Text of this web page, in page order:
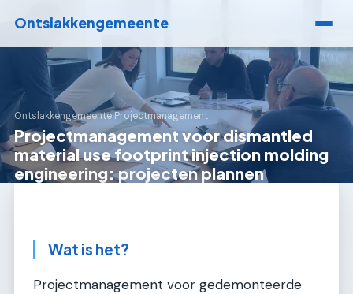
Ontslakkengemeente
Ontslakkengemeente›Projectmanagement
Projectmanagement voor dismantled
material use footprint injection molding
engineering: projecten plannen
Wat is het?
Projectmanagement voor gedemonteerde